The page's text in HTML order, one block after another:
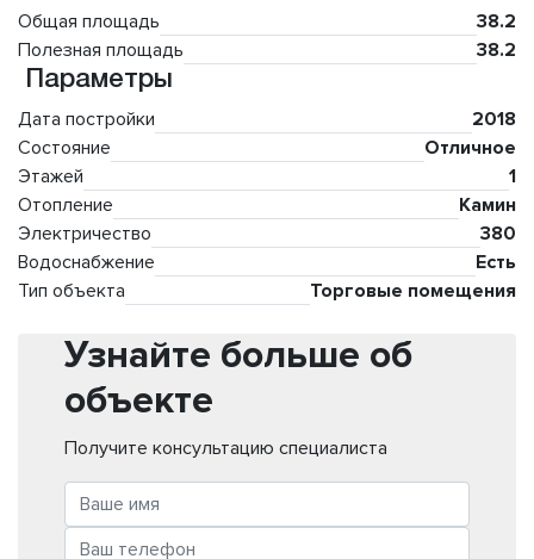
Общая площадь
38.2
Полезная площадь
38.2
Параметры
Дата постройки
2018
Состояние
Отличное
Этажей
1
Отопление
Камин
Электричество
380
Водоснабжение
Есть
Тип объекта
Торговые помещения
Узнайте больше об
объекте
Получите консультацию специалиста